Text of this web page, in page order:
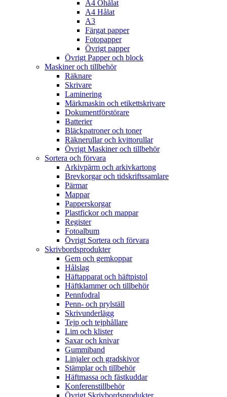
A4 Ohålat
A4 Hålat
A3
Färgat papper
Fotopapper
Övrigt papper
Övrigt Papper och block
Maskiner och tillbehör
Räknare
Skrivare
Laminering
Märkmaskin och etikettskrivare
Dokumentförstörare
Batterier
Bläckpatroner och toner
Räknerullar och kvittorullar
Övrigt Maskiner och tillbehör
Sortera och förvara
Arkivpärm och arkivkartong
Brevkorgar och tidskriftssamlare
Pärmar
Mappar
Papperskorgar
Plastfickor och mappar
Register
Fotoalbum
Övrigt Sortera och förvara
Skrivbordsprodukter
Gem och gemkoppar
Hålslag
Häftapparat och häftpistol
Häftklammer och tillbehör
Pennfodral
Penn- och prylställ
Skrivunderlägg
Tejp och tejphållare
Lim och klister
Saxar och knivar
Gummiband
Linjaler och gradskivor
Stämplar och tillbehör
Häftmassa och fästkuddar
Konferenstillbehör
Övrigt Skrivbordsprodukter